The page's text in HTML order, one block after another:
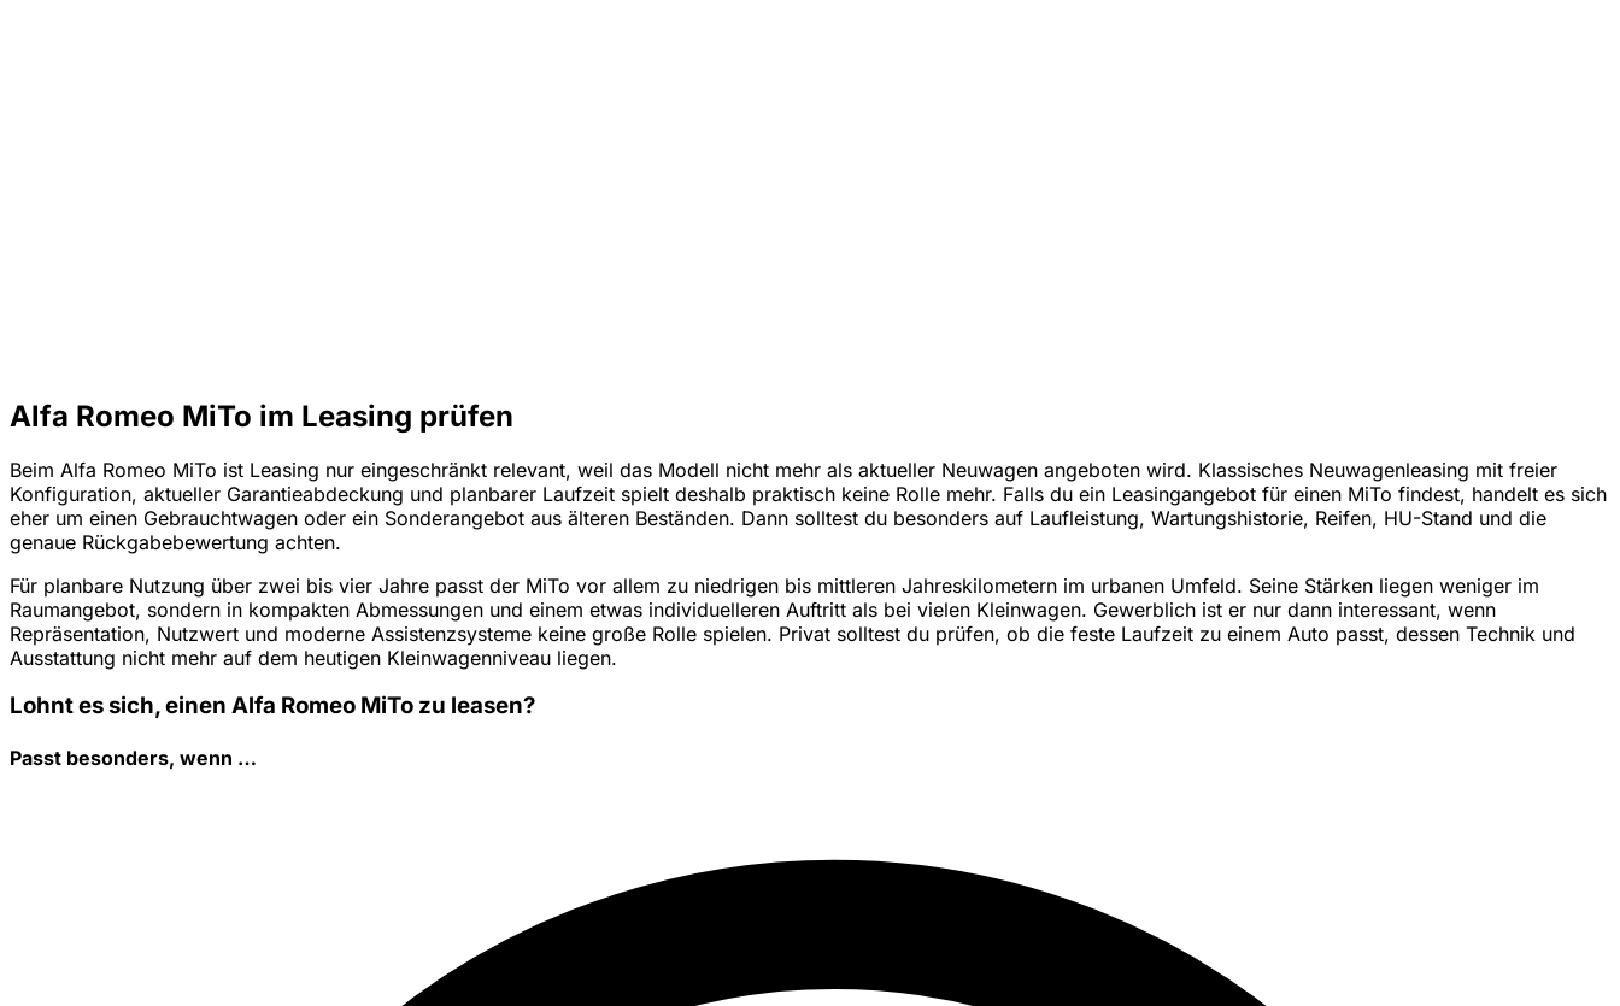
Alfa Romeo MiTo im Leasing prüfen
Beim Alfa Romeo MiTo ist Leasing nur eingeschränkt relevant, weil das Modell nicht mehr als aktueller Neuwagen angeboten wird. Klassisches Neuwagenleasing mit freier
Konfiguration, aktueller Garantieabdeckung und planbarer Laufzeit spielt deshalb praktisch keine Rolle mehr. Falls du ein Leasingangebot für einen MiTo findest, handelt es sich
eher um einen Gebrauchtwagen oder ein Sonderangebot aus älteren Beständen. Dann solltest du besonders auf Laufleistung, Wartungshistorie, Reifen, HU-Stand und die
genaue Rückgabebewertung achten.
Für planbare Nutzung über zwei bis vier Jahre passt der MiTo vor allem zu niedrigen bis mittleren Jahreskilometern im urbanen Umfeld. Seine Stärken liegen weniger im
Raumangebot, sondern in kompakten Abmessungen und einem etwas individuelleren Auftritt als bei vielen Kleinwagen. Gewerblich ist er nur dann interessant, wenn
Repräsentation, Nutzwert und moderne Assistenzsysteme keine große Rolle spielen. Privat solltest du prüfen, ob die feste Laufzeit zu einem Auto passt, dessen Technik und
Ausstattung nicht mehr auf dem heutigen Kleinwagenniveau liegen.
Lohnt es sich, einen Alfa Romeo MiTo zu leasen?
Passt besonders, wenn …